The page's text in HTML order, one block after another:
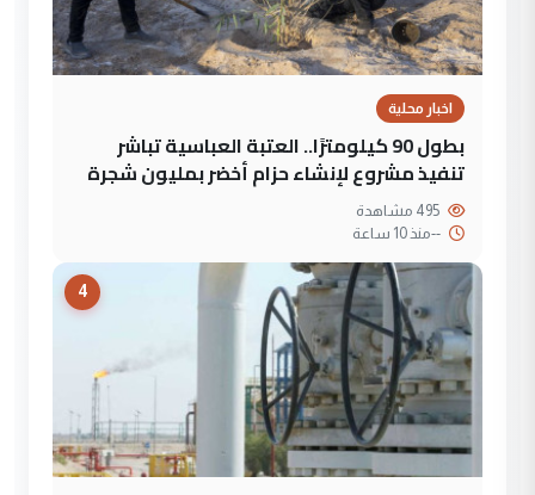
اخبار محلية
بطول 90 كيلومترًا.. العتبة العباسية تباشر
تنفيذ مشروع لإنشاء حزام أخضر بمليون شجرة
--منذ 10 ساعة
4